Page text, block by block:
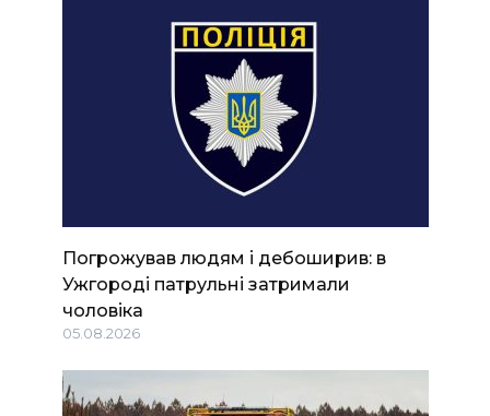
Погрожував людям і дебоширив: в
Ужгороді патрульні затримали
чоловіка
05.08.2026